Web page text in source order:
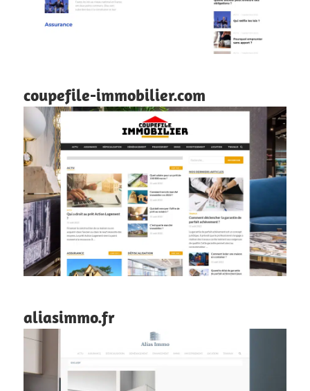
coupefile-immobilier.com
aliasimmo.fr